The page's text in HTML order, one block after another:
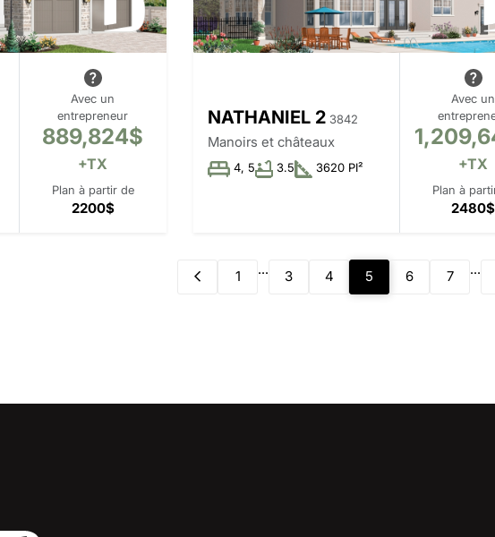
Avec un
entrepreneur
889,824$
+TX
Plan à partir de
2200$
NATHANIEL 2 3842
Manoirs et châteaux
4, 5 3.5 3620 PI²
Avec un
+TX
Plan à
2480$
1 ... 3 4 5 6 7 ...